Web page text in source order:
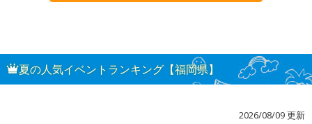
夏の人気イベントランキング【福岡県】
2026/08/09 更新